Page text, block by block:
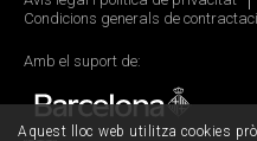
Condicions generals de
Amb el suport de:
Aquest lloc web utilitza cookies